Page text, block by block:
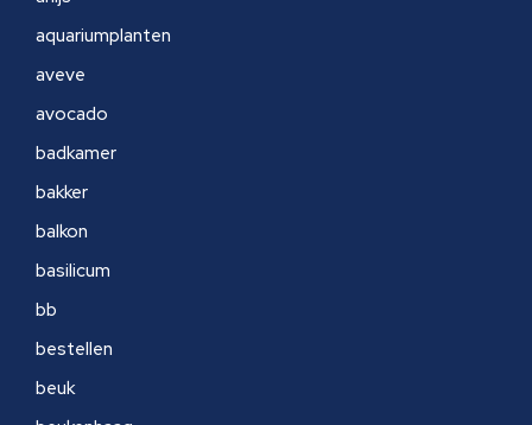
aquariumplanten
aveve
avocado
badkamer
bakker
balkon
basilicum
bb
bestellen
beuk